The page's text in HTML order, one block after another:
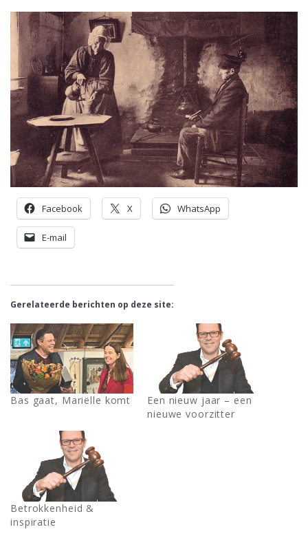
Facebook X WhatsApp
E-mail
Gerelateerde berichten op deze site:
Bas gaat, Mariëlle komt
Een nieuw jaar – een
nieuwe voorzitter
Betrokkenheid &
inspiratie